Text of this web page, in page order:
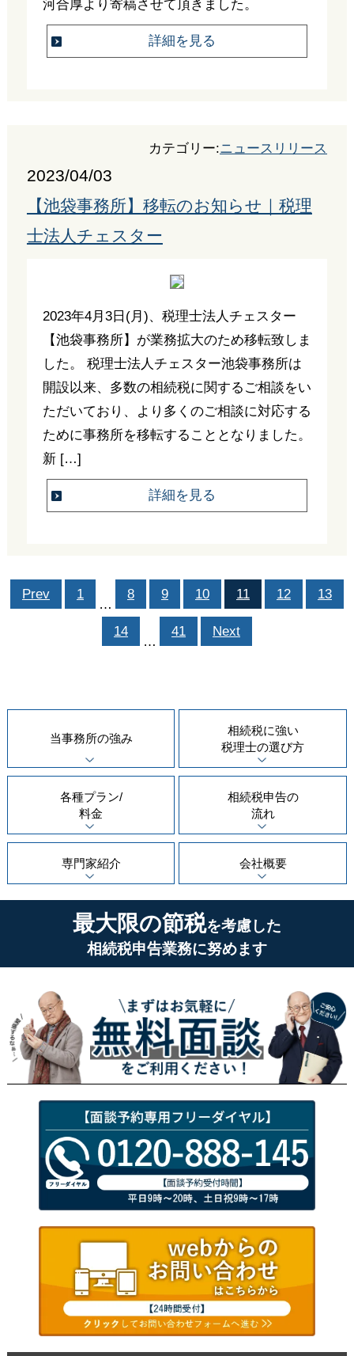
河合厚より寄稿させて頂きました。
詳細を見る
カテゴリー:ニュースリリース
2023/04/03
【池袋事務所】移転のお知らせ｜税理
士法人チェスター
2023年4月3日(月)、税理士法人チェスター
【池袋事務所】が業務拡大のため移転致しま
した。 税理士法人チェスター池袋事務所は
開設以来、多数の相続税に関するご相談をい
ただいており、より多くのご相談に対応する
ために事務所を移転することとなりました。
新 […]
詳細を見る
Prev 1
…
8 9 10 11 12 13
14
…
41 Next
当事務所の強み
相続税に強い
税理士の選び方
各種プラン/
料金
相続税申告の
流れ
専門家紹介 会社概要
最大限の節税を考慮した
相続税申告業務に努めます